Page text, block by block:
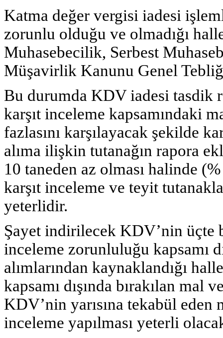
Katma değer vergisi iadesi
zorunlu olduğu ve olmadığı
Muhasebecilik, Serbest
Müşavirlik Kanunu Genel
Bu durumda KDV iadesi tasdik
karşıt inceleme kapsamındaki
fazlasını karşılayacak şekilde
alıma ilişkin tutanağın rapora
10 taneden az olması halinde
karşıt inceleme ve teyit
yeterlidir.
Şayet indirilecek KDV’nin üçte
inceleme zorunluluğu kapsamı
alımlarından kaynaklandığı
kapsamı dışında bırakılan
KDV’nin yarısına tekabül
inceleme yapılması yeterli